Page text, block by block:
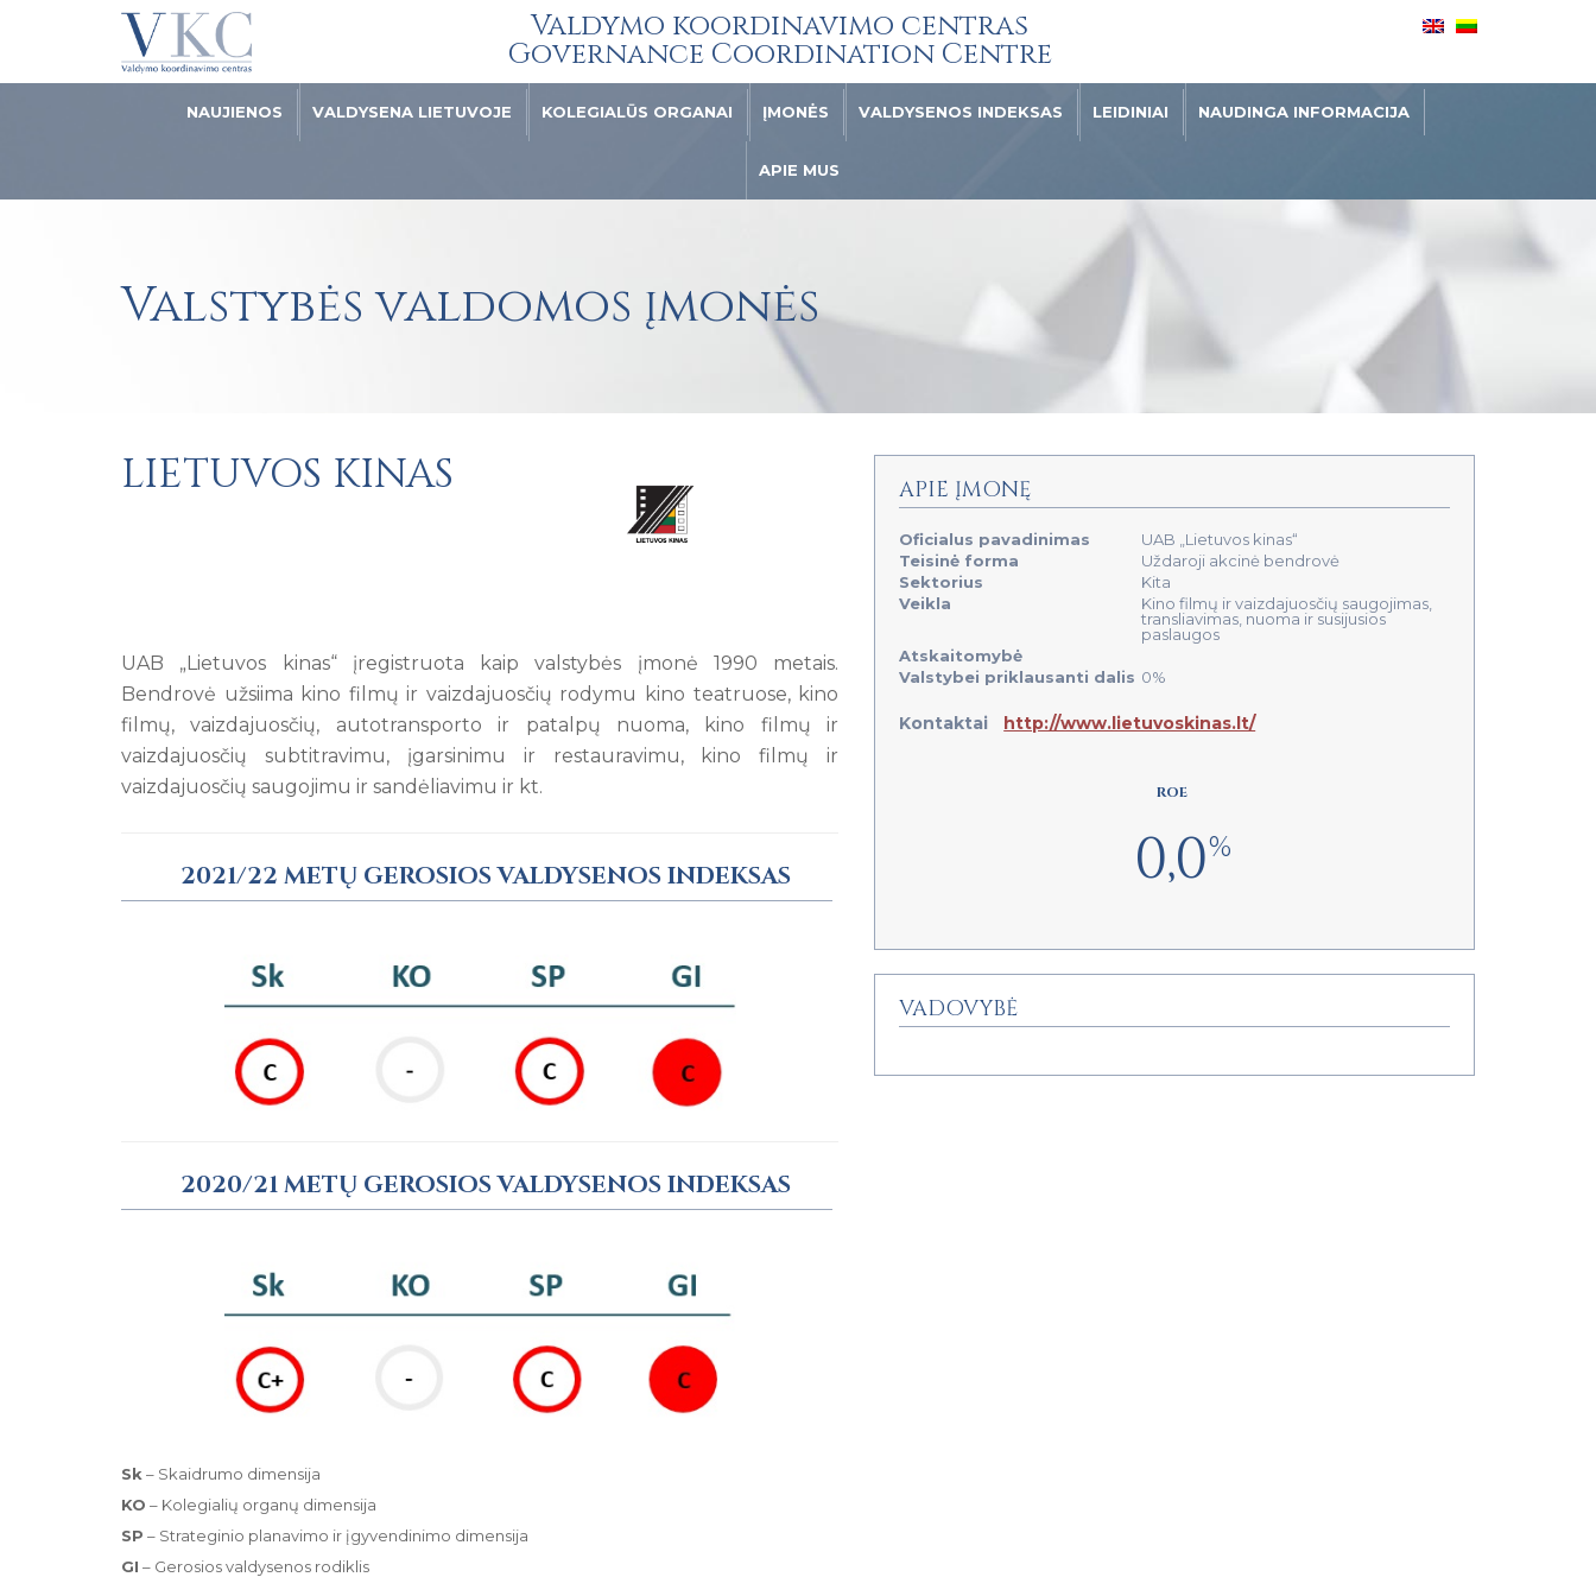
Valdymo koordinavimo centras
Governance Coordination Centre
NAUJIENOS VALDYSENA LIETUVOJE KOLEGIALŪS ORGANAI ĮMONĖS VALDYSENOS INDEKSAS LEIDINIAI NAUDINGA INFORMACIJA
APIE MUS
Valstybės valdomos įmonės
LIETUVOS KINAS
UAB „Lietuvos kinas“ įregistruota kaip valstybės įmonė 1990 metais.
Bendrovė užsiima kino filmų ir vaizdajuosčių rodymu kino teatruose, kino
filmų, vaizdajuosčių, autotransporto ir patalpų nuoma, kino filmų ir
vaizdajuosčių subtitravimu, įgarsinimu ir restauravimu, kino filmų ir
vaizdajuosčių saugojimu ir sandėliavimu ir kt.
2021/22 METŲ GEROSIOS VALDYSENOS INDEKSAS
2020/21 METŲ GEROSIOS VALDYSENOS INDEKSAS
Sk – Skaidrumo dimensija
KO – Kolegialių organų dimensija
SP – Strateginio planavimo ir įgyvendinimo dimensija
GI – Gerosios valdysenos rodiklis
APIE ĮMONĘ
Oficialus pavadinimas
UAB „Lietuvos kinas“
Teisinė forma
Uždaroji akcinė bendrovė
Sektorius
Kita
Veikla
Kino filmų ir vaizdajuosčių saugojimas,
transliavimas, nuoma ir susijusios
paslaugos
Atskaitomybė
Valstybei priklausanti dalis 0%
Kontaktai http://www.lietuvoskinas.lt/
ROE
0,0%
VADOVYBĖ